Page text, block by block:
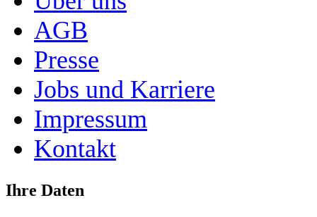
AGB
Presse
Jobs und Karriere
Impressum
Kontakt
Ihre Daten